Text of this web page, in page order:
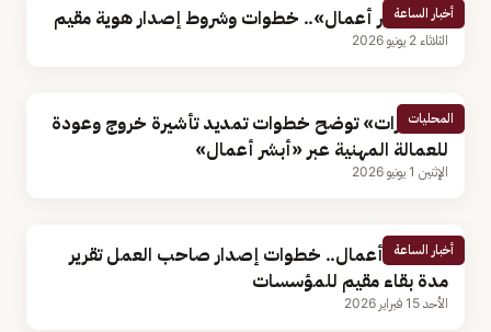
أخبار الساعة
عبر «أبشر أعمال».. خطوات وشروط إصدار هوية مقيم
الثلاثاء 2 يونيو 2026
المحليات
«الجوازات» توضح خطوات تمديد تأشيرة خروج وعودة
للعمالة المهنية عبر «أبشر أعمال»
الإثنين 1 يونيو 2026
أخبار الساعة
عبر أبشر أعمال.. خطوات إصدار صاحب العمل تقرير
مدة بقاء مقيم للمؤسسات
الأحد 15 فبراير 2026